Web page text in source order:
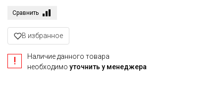
Сравнить
В избранное
Наличие данного товара
необходимо уточнить у менеджера